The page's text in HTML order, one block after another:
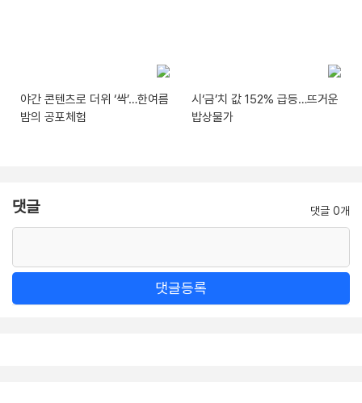
야간 콘텐츠로 더위 ‘싹’…한여름
밤의 공포체험
시‘금’치 값 152% 급등…뜨거운
밥상물가
댓글 댓글 0개
댓글등록